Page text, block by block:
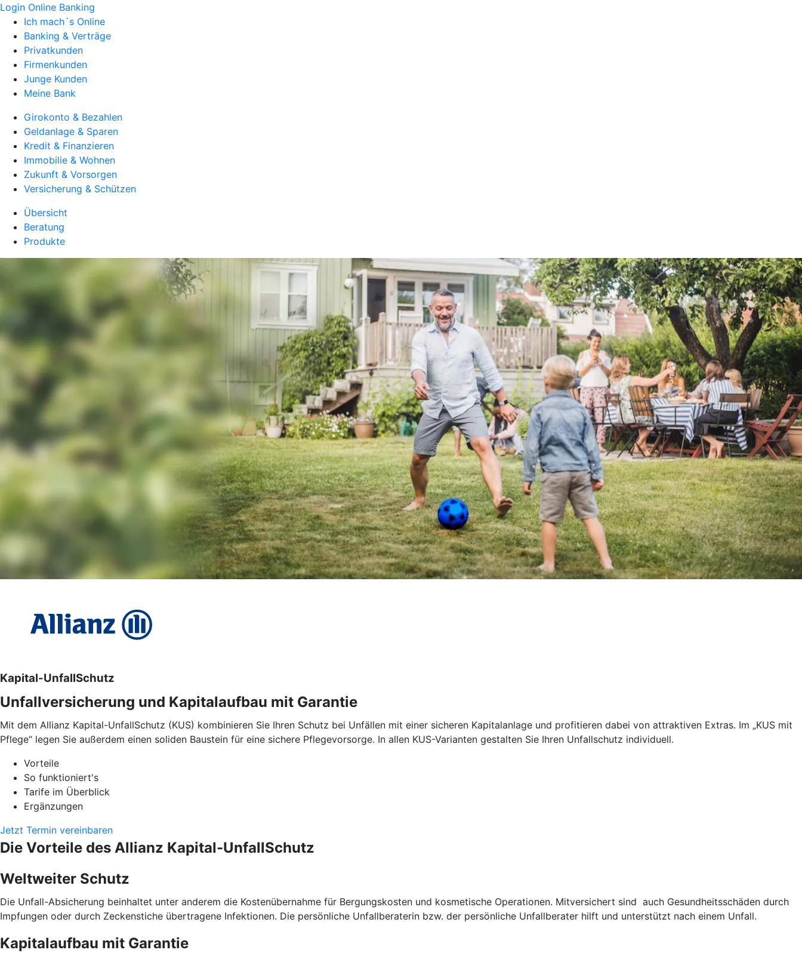
Login Online Banking
Ich mach´s Online
Banking & Verträge
Privatkunden
Firmenkunden
Junge Kunden
Meine Bank
Girokonto & Bezahlen
Geldanlage & Sparen
Kredit & Finanzieren
Immobilie & Wohnen
Zukunft & Vorsorgen
Versicherung & Schützen
Übersicht
Beratung
Produkte
Kapital-UnfallSchutz
Unfallversicherung und Kapitalaufbau mit Garantie
Mit dem Allianz Kapital-UnfallSchutz (KUS) kombinieren Sie Ihren Schutz bei Unfällen mit einer sicheren Kapitalanlage und profitieren dabei von attraktiven Extras. Im „KUS mit
Pflege“ legen Sie außerdem einen soliden Baustein für eine sichere Pflegevorsorge. In allen KUS-Varianten gestalten Sie Ihren Unfallschutz individuell.
Vorteile
So funktioniert's
Tarife im Überblick
Ergänzungen
Jetzt Termin vereinbaren
Die Vorteile des Allianz Kapital-UnfallSchutz
Weltweiter Schutz
Die Unfall-Absicherung beinhaltet unter anderem die Kostenübernahme für Bergungskosten und kosmetische Operationen. Mitversichert sind auch Gesundheitsschäden durch
Impfungen oder durch Zeckenstiche übertragene Infektionen. Die persönliche Unfallberaterin bzw. der persönliche Unfallberater hilft und unterstützt nach einem Unfall.
Kapitalaufbau mit Garantie